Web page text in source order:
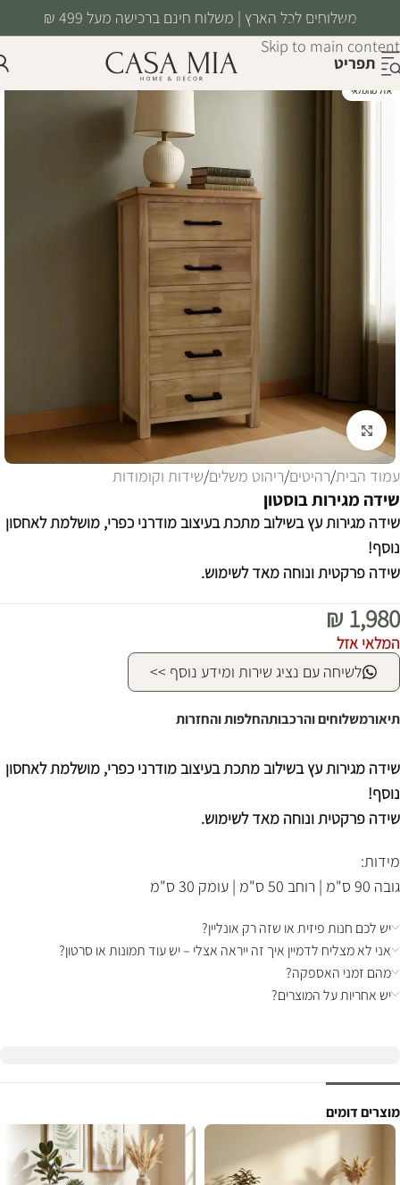
Skip to navigation
Skip to main content
משלוחים לכל הארץ | משלוח חינם ברכישה מעל 499 ₪
תפריט
אזל מהמלאי
לחצו להגדלה
עמוד הבית/רהיטים/ריהוט משלים/שידות וקומודות
שידה מגירות בוסטון
שידה מגירות עץ בשילוב מתכת בעיצוב מודרני כפרי, מושלמת לאחסון
נוסף!
שידה פרקטית ונוחה מאד לשימוש.
₪ 1,980
המלאי אזל
לשיחה עם נציג שירות ומידע נוסף >>
תיאורמשלוחים והרכבותהחלפות והחזרות
שידה מגירות עץ בשילוב מתכת בעיצוב מודרני כפרי, מושלמת לאחסון
נוסף!
שידה פרקטית ונוחה מאד לשימוש.
מידות:
גובה 90 ס"מ | רוחב 50 ס"מ | עומק 30 ס"מ
יש לכם חנות פיזית או שזה רק אונליין?
אני לא מצליח לדמיין איך זה ייראה אצלי – יש עוד תמונות או סרטון?
מהם זמני האספקה?
יש אחריות על המוצרים?
מוצרים דומים